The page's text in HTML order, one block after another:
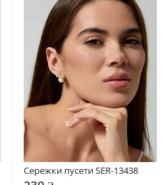
Сережки пусети SER-13438